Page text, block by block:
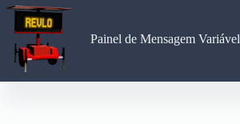
Pular
conteúdo
Painel de Mensagem Variável